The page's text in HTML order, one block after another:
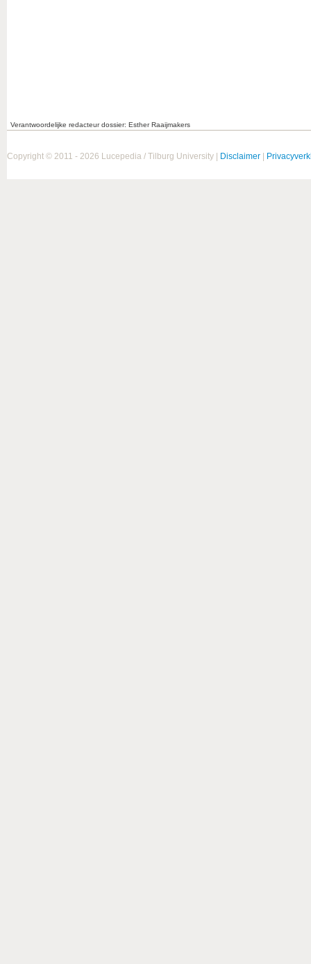
Verantwoordelijke redacteur dossier: Esther Raaijmakers
Copyright © 2011 - 2026 Lucepedia / Tilburg University | Disclaimer